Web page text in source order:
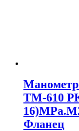
Манометр
ТМ-610
Фланец